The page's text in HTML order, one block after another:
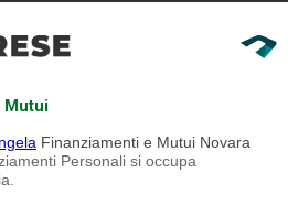
Mutui
Finanziamenti e Mutui Novara
Personali si occupa